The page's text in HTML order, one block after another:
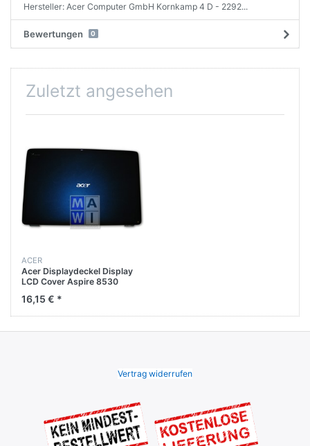
Hersteller: Acer Computer GmbH Kornkamp 4 D - 2292...
Bewertungen 0
Zuletzt angesehen
ACER
Acer Displaydeckel Display
LCD Cover Aspire 8530
16,15 € *
Vertrag widerrufen